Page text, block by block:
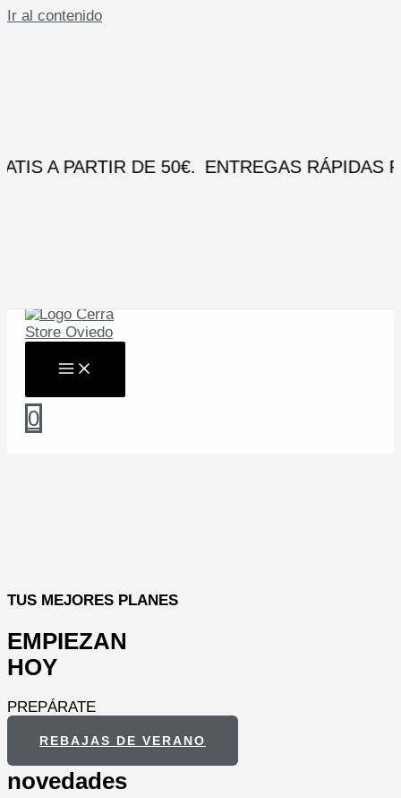
Ir al contenido
A PARTIR DE 50€. ENTREGAS RÁPIDAS
0
TUS MEJORES PLANES
EMPIEZAN
HOY
PREPÁRATE
REBAJAS DE VERANO
novedades